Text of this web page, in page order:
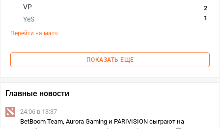
VP
YeS
2
1
Перейти на матч
ПОКАЗАТЬ ЕЩЕ
Главные новости
24.06 в 13:37
BetBoom Team, Aurora Gaming и PARIVISION сыграют на